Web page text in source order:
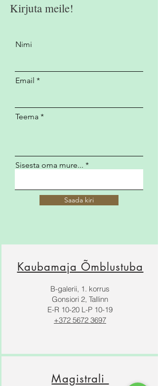
Kirjuta meile!
Nimi
Email
Teema
Sisesta oma mure...
Saada kiri
Kaubamaja Õmblustuba
B-galerii, 1. korrus
Gonsiori 2, Tallinn
E-R 10-20 L-P 10-19
+372 5672 3697
Magistrali